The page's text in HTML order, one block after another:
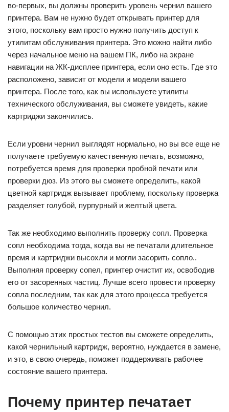
во-первых, вы должны проверить уровень чернил вашего
принтера. Вам не нужно будет открывать принтер для
этого, поскольку вам просто нужно получить доступ к
утилитам обслуживания принтера. Это можно найти либо
через начальное меню на вашем ПК, либо на экране
навигации на ЖК-дисплее принтера, если оно есть. Где это
расположено, зависит от модели и модели вашего
принтера. После того, как вы используете утилиты
технического обслуживания, вы сможете увидеть, какие
картриджи закончились.
Если уровни чернил выглядят нормально, но вы все еще не
получаете требуемую качественную печать, возможно,
потребуется время для проверки пробной печати или
проверки дюз. Из этого вы сможете определить, какой
цветной картридж вызывает проблему, поскольку проверка
разделяет голубой, пурпурный и желтый цвета.
Так же необходимо выполнить проверку сопл. Проверка
сопл необходима тогда, когда вы не печатали длительное
время и картриджи высохли и могли засорить сопло..
Выполняя проверку сопел, принтер очистит их, освободив
его от засоренных частиц. Лучше всего провести проверку
сопла последним, так как для этого процесса требуется
большое количество чернил.
С помощью этих простых тестов вы сможете определить,
какой чернильный картридж, вероятно, нуждается в замене,
и это, в свою очередь, поможет поддерживать рабочее
состояние вашего принтера.
Почему принтер печатает